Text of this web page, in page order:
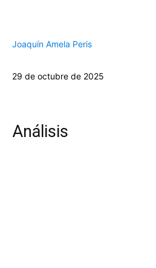
Joaquín Amela Peris
29 de octubre de 2025
Análisis